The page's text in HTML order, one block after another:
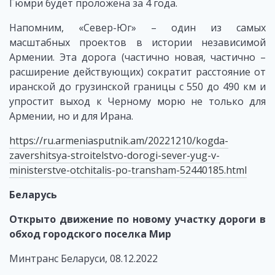
Гюмри будет проложена за 4 года.
Напомним, «Север-Юг» – один из самых
масштабных проектов в истории независимой
Армении. Эта дорога (частично новая, частично –
расширение действующих) сократит расстояние от
иранской до грузинской границы с 550 до 490 км и
упростит выход к Черному морю не только для
Армении, но и для Ирана.
https://ru.armeniasputnik.am/20221210/kogda-
zavershitsya-stroitelstvo-dorogi-sever-yug-v-
ministerstve-otchitalis-po-transham-52440185.html
Беларусь
Открыто движение по новому участку дороги в
обход городского поселка Мир
Минтранс Беларуси, 08.12.2022